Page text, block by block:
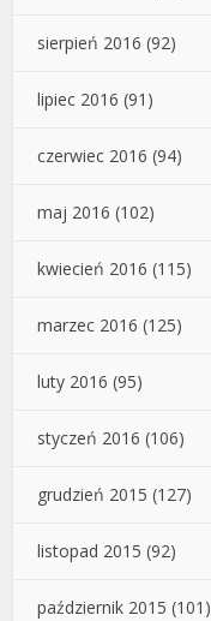
sierpień 2016 (92)
lipiec 2016 (91)
czerwiec 2016 (94)
maj 2016 (102)
kwiecień 2016 (115)
marzec 2016 (125)
luty 2016 (95)
styczeń 2016 (106)
grudzień 2015 (127)
listopad 2015 (92)
październik 2015 (101)